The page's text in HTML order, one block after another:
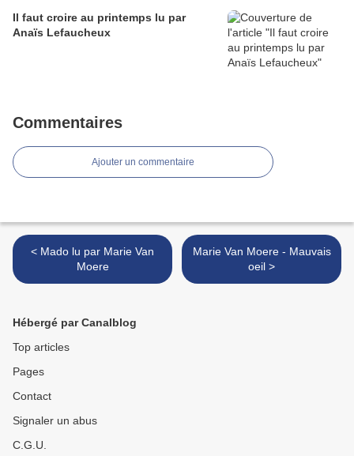
Il faut croire au printemps lu par
Anaïs Lefaucheux
Commentaires
Ajouter un commentaire
< Mado lu par Marie Van
Moere
Marie Van Moere - Mauvais
oeil >
Hébergé par Canalblog
Top articles
Pages
Contact
Signaler un abus
C.G.U.